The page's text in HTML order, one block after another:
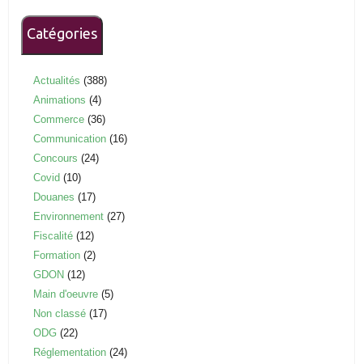
Catégories
Actualités (388)
Animations (4)
Commerce (36)
Communication (16)
Concours (24)
Covid (10)
Douanes (17)
Environnement (27)
Fiscalité (12)
Formation (2)
GDON (12)
Main d'oeuvre (5)
Non classé (17)
ODG (22)
Réglementation (24)